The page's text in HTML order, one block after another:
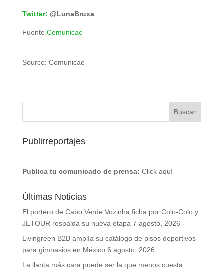
Twitter: @LunaBruxa
Fuente Comunicae
Source: Comunicae
Publirreportajes
Publica tu comunicado de prensa: Click aquí
Últimas Noticias
El portero de Cabo Verde Vozinha ficha por Colo-Colo y
JETOUR respalda su nueva etapa 7 agosto, 2026
Livingreen B2B amplía su catálogo de pisos deportivos
para gimnasios en México 6 agosto, 2026
La llanta más cara puede ser la que menos cuesta: